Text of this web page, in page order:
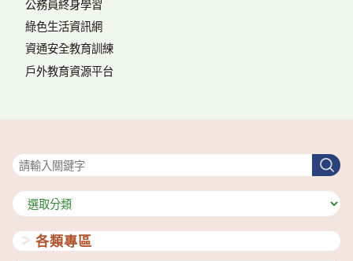
公務員終身學習
綠色生活資訊網
資通安全教育訓練
戶外教育資源平台
搜
尋
分
類
各類專區